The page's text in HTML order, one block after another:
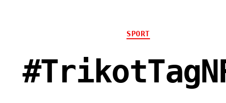
Kategorien
SPORT